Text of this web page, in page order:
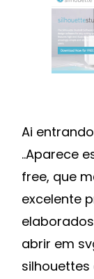
Ai
..Aparece
free, que
excelente
abrir em
silhouettes